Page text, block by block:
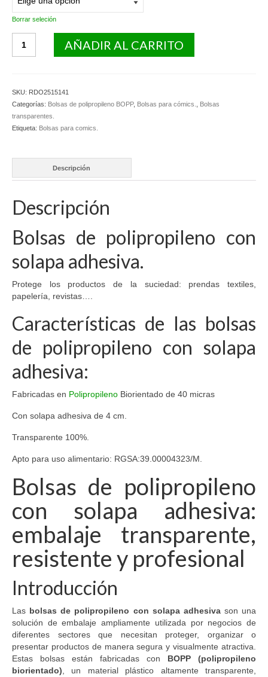
Borrar seleción
de
cantidad
AÑADIR AL CARRITO
SKU: RDO2515141
Categorías: Bolsas de polipropileno BOPP, Bolsas para cómics.
Bolsas
transparentes.
Etiqueta: Bolsas para comics.
Descripción
Descripción
Bolsas de polipropileno con
solapa adhesiva.
Protege los productos de la suciedad: prendas textiles,
papelería, revistas….
Características de las bolsas
de polipropileno con solapa
adhesiva:
Fabricadas en Polipropileno Biorientado de 40 micras
Con solapa adhesiva de 4 cm.
Transparente 100%.
Apto para uso alimentario: RGSA:39.00004323/M.
Bolsas de polipropileno
con solapa adhesiva:
embalaje transparente,
resistente y profesional
Introducción
Las bolsas de polipropileno con solapa adhesivason una
solución de embalaje ampliamente utilizada por negocios de
diferentes sectores que necesitan proteger, organizar o
presentar productos de manera segura y visualmente atractiva.
Estas bolsas están fabricadas con BOPP (polipropileno
biorientado), un material plástico altamente transparente,